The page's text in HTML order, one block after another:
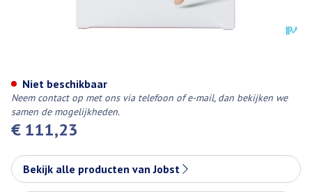
€ 111,23
Niet beschikbaar
Neem contact op met ons via telefoon of e-mail, dan bekijken we
samen de mogelijkheden.
Bekijk alle producten van Jobst